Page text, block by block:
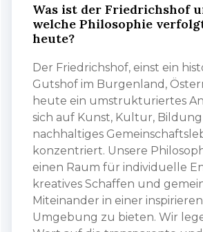
Was ist der Friedrichshof
welche Philosophie
heute?
Der Friedrichshof, einst ein
Gutshof im Burgenland,
heute ein umstrukturiertes
sich auf Kunst, Kultur,
nachhaltiges
konzentriert. Unsere
einen Raum für individuelle
kreatives Schaffen und
Miteinander in einer
Umgebung zu bieten. Wir